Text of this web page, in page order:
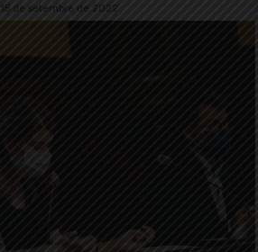
15 de setembre de 2022